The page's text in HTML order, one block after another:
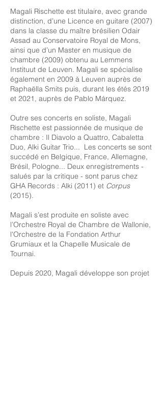
Magali Rischette est titulaire, avec grande
distinction, d’une Licence en guitare (2007)
dans la classe du maître brésilien Odair
Assad au Conservatoire Royal de Mons,
ainsi que d’un Master en musique de
chambre (2009) obtenu au Lemmens
Instituut de Leuven. Magali se spécialise
également en 2009 à Leuven auprès de
Raphaëlla Smits puis, durant les étés 2019
et 2021, auprès de Pablo Márquez.
Outre ses concerts en soliste, Magali
Rischette est passionnée de musique de
chambre : Il Diavolo a Quattro, Cabaletta
Duo, Alki Guitar Trio... Les concerts se sont
succédé en Belgique, France, Allemagne,
Brésil, Pologne... Deux enregistrements -
salués par la critique - sont parus chez
GHA Records : Alki (2011) et Corpus
(2015).
Magali s’est produite en soliste avec
l’Orchestre Royal de Chambre de Wallonie,
l'Orchestre de la Fondation Arthur
Grumiaux et la Chapelle Musicale de
Tournai.
Depuis 2020, Magali développe son projet